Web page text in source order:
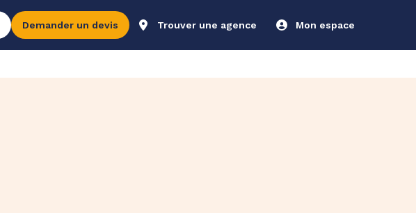
Demander un devis Trouver une agence Mon espace